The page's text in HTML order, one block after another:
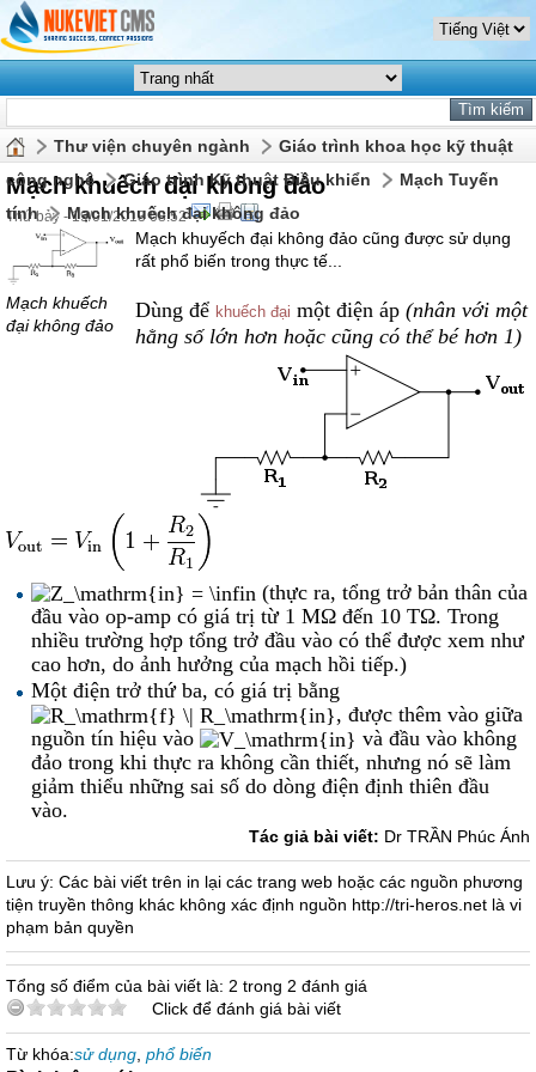
Thư viện chuyên ngành
Giáo trình khoa học kỹ thuật
công nghệ
Giáo trình Kỹ thuật Điều khiển
Mạch Tuyến
tính
Mạch khuếch đại không đảo
Mạch khuếch đại không đảo
Thứ bảy - 19/01/2013 08:52
Mạch khuếch
đại không đảo
Mạch khuyếch đại không đảo cũng được sử dụng
rất phổ biến trong thực tế...
Dùng để khuếch đại một điện áp (nhân với một
hằng số lớn hơn hoặc cũng có thể bé hơn 1)
(thực ra, tổng trở bản thân của
đầu vào op-amp có giá trị từ 1 MΩ đến 10 TΩ. Trong
nhiều trường hợp tổng trở đầu vào có thể được xem như
cao hơn, do ảnh hưởng của mạch hồi tiếp.)
Một điện trở thứ ba, có giá trị bằng
, được thêm vào giữa
nguồn tín hiệu vào
và đầu vào không
đảo trong khi thực ra không cần thiết, nhưng nó sẽ làm
giảm thiểu những sai số do dòng điện định thiên đầu
vào.
Tác giả bài viết: Dr TRẦN Phúc Ánh
Lưu ý: Các bài viết trên in lại các trang web hoặc các nguồn phương
tiện truyền thông khác không xác định nguồn http://tri-heros.net là vi
phạm bản quyền
Tổng số điểm của bài viết là: 2 trong 2 đánh giá
Click để đánh giá bài viết
Từ khóa:sử dụng phổ biến